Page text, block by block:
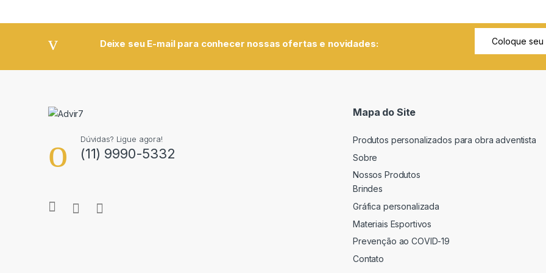
Deixe seu E-mail para conhecer nossas ofertas e novidades:
Dúvidas? Ligue agora!
(11) 9990-5332
Mapa do Site
Produtos personalizados para obra adventista
Sobre
Nossos Produtos
Brindes
Gráfica personalizada
Materiais Esportivos
Prevenção ao COVID-19
Contato